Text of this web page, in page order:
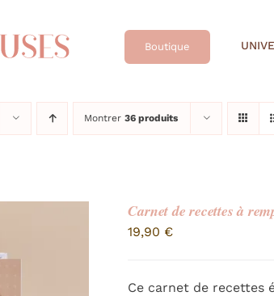
Boutique
Montrer 36 produits
Carnet de recettes à
19,90 €
Ce carnet de recettes